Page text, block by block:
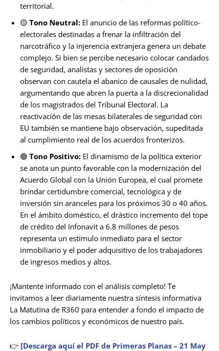
territorial.
🟡 Tono Neutral: El anuncio de las reformas político-
electorales destinadas a frenar la infiltración del
narcotráfico y la injerencia extranjera genera un debate
complejo. Si bien se percibe necesario colocar candados
de seguridad, analistas y sectores de oposición
observan con cautela el abanico de causales de nulidad,
argumentando que abren la puerta a la discrecionalidad
de los magistrados del Tribunal Electoral. La
reactivación de las mesas bilaterales de seguridad con
EU también se mantiene bajo observación, supeditada
al cumplimiento real de los acuerdos fronterizos.
🟢 Tono Positivo: El dinamismo de la política exterior
se anota un punto favorable con la modernización del
Acuerdo Global con la Unión Europea, el cual promete
brindar certidumbre comercial, tecnológica y de
inversión sin aranceles para los próximos 30 o 40 años.
En el ámbito doméstico, el drástico incremento del tope
de crédito del Infonavit a 6.8 millones de pesos
representa un estímulo inmediato para el sector
inmobiliario y el poder adquisitivo de los trabajadores
de ingresos medios y altos.
¡Mantente informado con el análisis completo! Te
invitamos a leer diariamente nuestra síntesis informativa
La Matutina de R360 para entender a fondo el impacto de
los cambios políticos y económicos de nuestro país.
👉 [Descarga aquí el PDF de Primeras Planas – 21 May